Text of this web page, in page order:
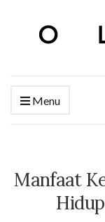
Menu
Manfaat